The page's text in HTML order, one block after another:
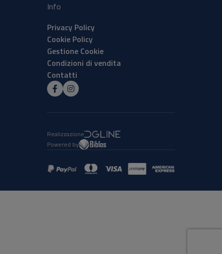
Info
Privacy Policy
Cookie Policy
Gestione Cookie
Condizioni di vendita
Contatti
Realizzazione
Powered by